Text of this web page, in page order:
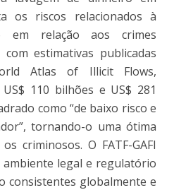
os riscos relacionados à
em relação aos crimes
estimativas publicadas
Atlas of Illicit Flows,
110 bilhões e US$ 281
como “de baixo risco e
tornando-o uma ótima
criminosos. O FATF-GAFI
legal e regulatório
consistentes globalmente e